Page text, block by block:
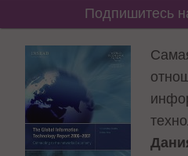
Подпишитесь